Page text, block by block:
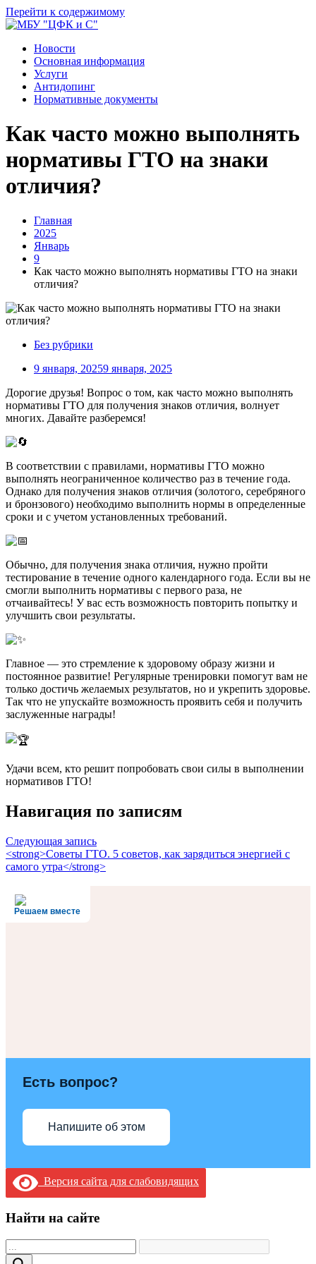
Перейти к содержимому
Новости
Основная информация
Услуги
Антидопинг
Нормативные документы
Как часто можно выполнять
нормативы ГТО на знаки
отличия?
Главная
2025
Январь
9
Как часто можно выполнять нормативы ГТО на знаки
отличия?
Без рубрики
9 января, 20259 января, 2025
Дорогие друзья! Вопрос о том, как часто можно выполнять
нормативы ГТО для получения знаков отличия, волнует
многих. Давайте разберемся!
В соответствии с правилами, нормативы ГТО можно
выполнять неограниченное количество раз в течение года.
Однако для получения знаков отличия (золотого, серебряного
и бронзового) необходимо выполнить нормы в определенные
сроки и с учетом установленных требований.
Обычно, для получения знака отличия, нужно пройти
тестирование в течение одного календарного года. Если вы не
смогли выполнить нормативы с первого раза, не
отчаивайтесь! У вас есть возможность повторить попытку и
улучшить свои результаты.
Главное — это стремление к здоровому образу жизни и
постоянное развитие! Регулярные тренировки помогут вам не
только достичь желаемых результатов, но и укрепить здоровье.
Так что не упускайте возможность проявить себя и получить
заслуженные награды!
Удачи всем, кто решит попробовать свои силы в выполнении
нормативов ГТО!
Навигация по записям
Следующая запись
<strong>Советы ГТО. 5 советов, как зарядиться энергией с
самого утра</strong>
Решаем вместе
Есть вопрос?
Напишите об этом
Версия сайта для слабовидящих
Найти на сайте